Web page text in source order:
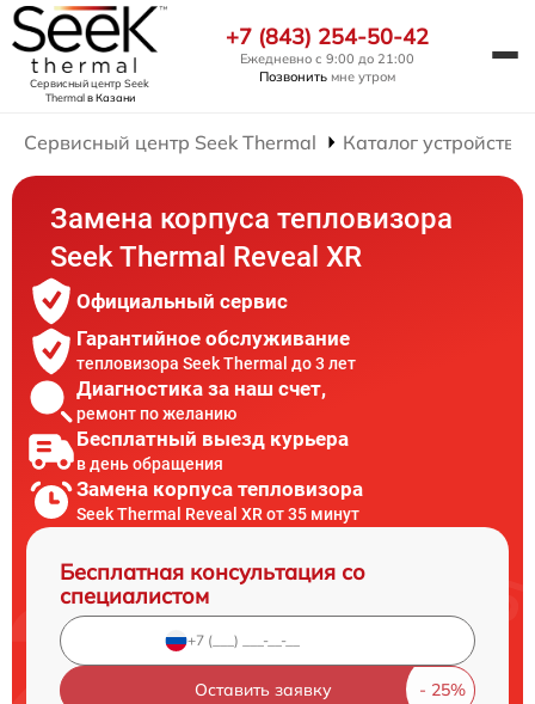
Сервисный центр Seek
Thermalв Казани
+7 (843) 254-50-42
Ежедневно с 9:00 до 21:00
Позвонить мне утром
Сервисный центр Seek Thermal Каталог устройств
Замена корпуса тепловизора
Seek Thermal Reveal XR
Официальный сервис
Гарантийное обслуживание
тепловизора Seek Thermal до 3 лет
Диагностика за наш счет,
ремонт по желанию
Бесплатный выезд курьера
в день обращения
Замена корпуса тепловизора
Seek Thermal Reveal XR от 35 минут
Бесплатная консультация со
специалистом
Оставить заявку